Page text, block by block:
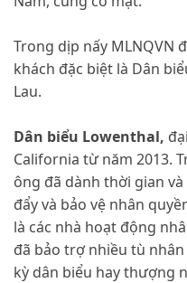
Trong dịp nấy MLNQVN
khách đặc biệt là Dân
Lau.
Dân biểu Lowenthal,
California từ năm 2013.
ông đã dành thời gian
đẩy và bảo vệ nhân
là các nhà hoạt động
đã bảo trợ nhiều tù
kỳ dân biểu hay thượng